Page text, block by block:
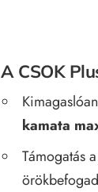
A CSOK
kamata
Támogatás